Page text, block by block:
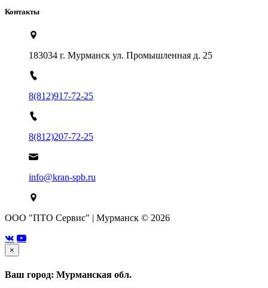
Контакты
183034 г. Мурманск ул. Промышленная д. 25
8(812)917-72-25
8(812)207-72-25
info@kran-spb.ru
ООО "ПТО Сервис" | Мурманск © 2026
×
Ваш город: Мурманская обл.